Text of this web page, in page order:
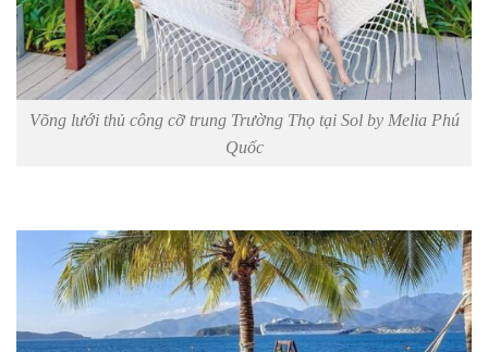
Võng lưới thủ công cỡ trung Trường Thọ tại Sol by Melia Phú
Quốc